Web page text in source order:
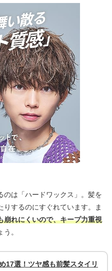
のは「ハードワックス」。髪を
するのにすぐれています。ま
崩れにくいので、キープ力重視
。
17選！ツヤ感も前髪スタイリ